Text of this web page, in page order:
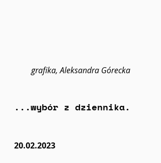
grafika, Aleksandra Górecka
...wybór z dziennika.
20.02.2023